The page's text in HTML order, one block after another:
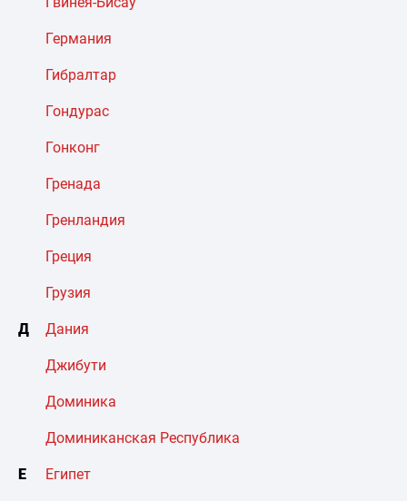
Германия
Гибралтар
Гондурас
Гонконг
Гренада
Гренландия
Греция
Грузия
Д Дания
Джибути
Доминика
Доминиканская Республика
Е Египет